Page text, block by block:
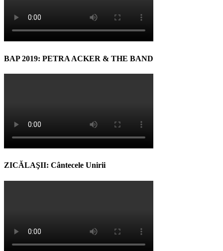
BAP 2019: PETRA ACKER & THE BAND
ZICĂLAŞII: Cântecele Unirii